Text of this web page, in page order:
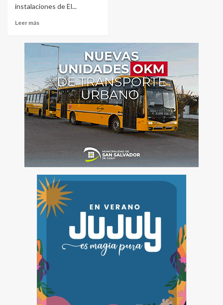
instalaciones de El...
Leer más